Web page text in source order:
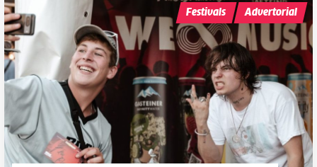
Festivals Advertorial